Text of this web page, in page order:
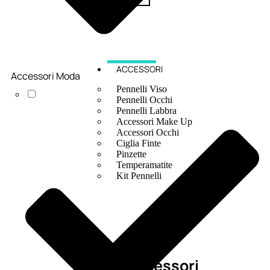
ACCESSORI
Pennelli Viso
Pennelli Occhi
Pennelli Labbra
Accessori Make Up
Accessori Occhi
Ciglia Finte
Pinzette
Temperamatite
Kit Pennelli
Accessori
Accessori Moda